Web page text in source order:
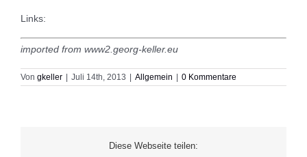
Links:
imported from www2.georg-keller.eu
Von gkeller | Juli 14th, 2013 | Allgemein | 0 Kommentare
Diese Webseite teilen: